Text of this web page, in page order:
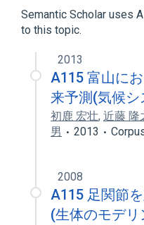
Semantic Scholar uses
to this topic.
2013
A115 富山に
来予測(気候
初鹿 宏壮, 近藤 隆
男
2013
2008
A115 足関節
(生体のモデ